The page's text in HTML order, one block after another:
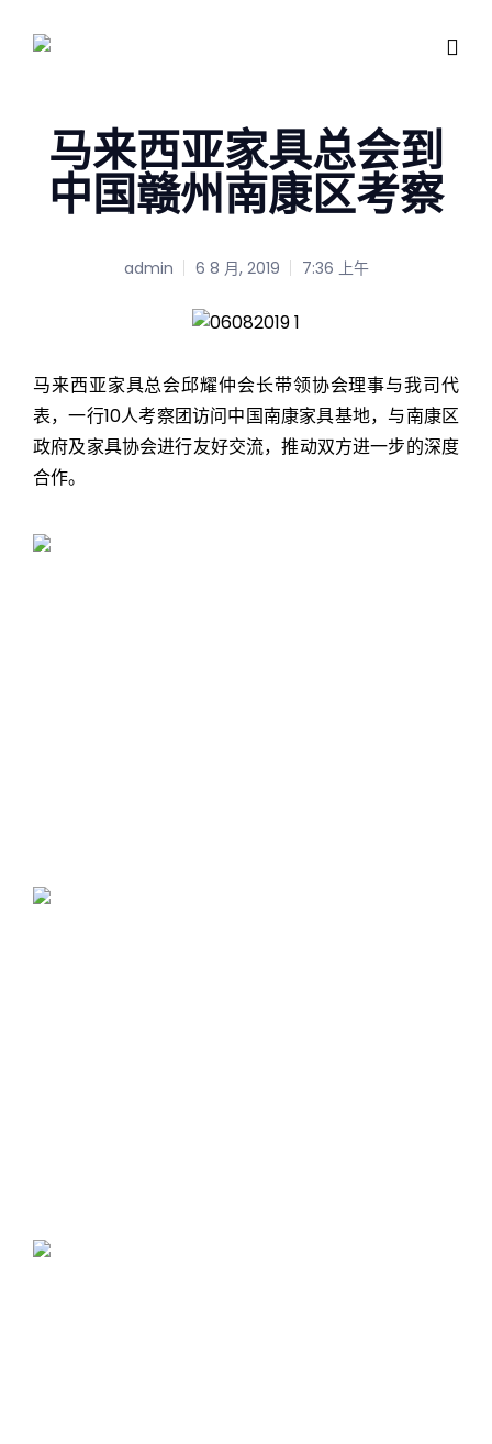
马来西亚家具总会到
中国赣州南康区考察
admin 6 8 月, 2019 7:36 上午
马来西亚家具总会邱耀仲会长带领协会理事与我司代
表，一行10人考察团访问中国南康家具基地，与南康区
政府及家具协会进行友好交流，推动双方进一步的深度
合作。